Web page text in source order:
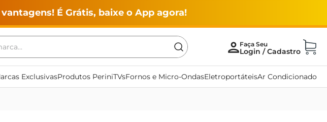
É Grátis, baixe o App agora!
ExclusivasProdutos PeriniTVsFornos e Micro-OndasEletroportáteisAr Condicionado